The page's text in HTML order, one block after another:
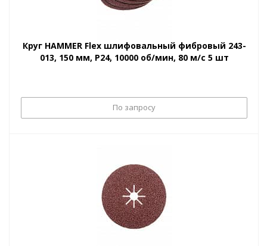
Круг HAMMER Flex шлифовальный фибровый 243-
013, 150 мм, P24, 10000 об/мин, 80 м/с 5 шт
По запросу